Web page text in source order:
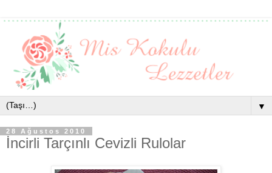
▼
28 Ağustos 2010
İncirli Tarçınlı Cevizli Rulolar